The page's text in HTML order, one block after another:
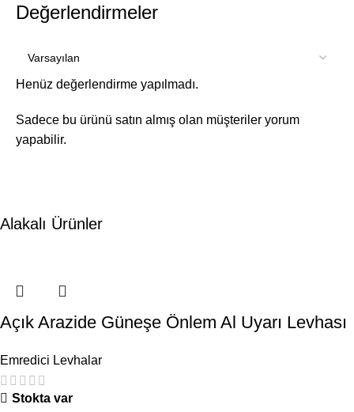
Değerlendirmeler
Henüz değerlendirme yapılmadı.
Sadece bu ürünü satın almış olan müşteriler yorum
yapabilir.
Alakalı Ürünler
Açık Arazide Güneşe Önlem Al Uyarı Levhası
Emredici Levhalar
Stokta var